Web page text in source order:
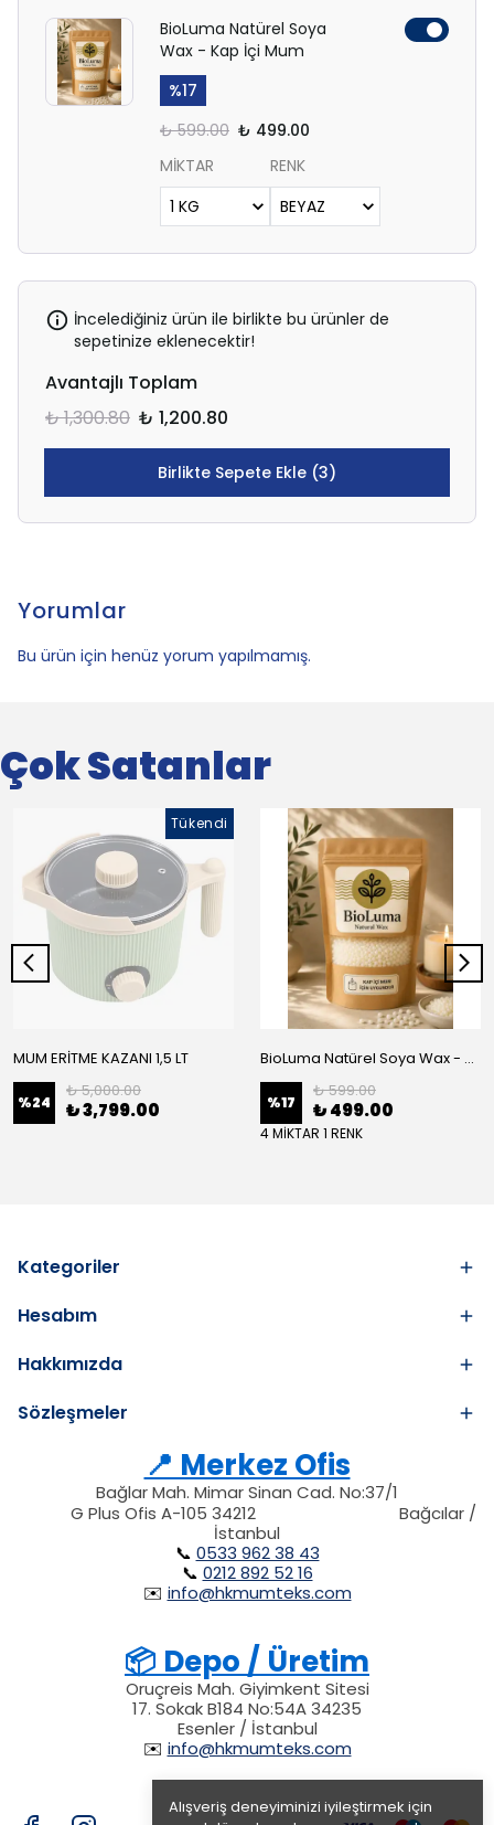
Alışveriş deneyiminizi iyileştirmek için
BioLuma Natürel Soya
Wax - Kap İçi Mum
%17
₺ 599.00 ₺ 499.00
MİKTAR
RENK
İncelediğiniz ürün ile birlikte bu ürünler de
sepetinize eklenecektir!
Avantajlı Toplam
₺ 1,300.80 ₺ 1,200.80
Birlikte Sepete Ekle (3)
Yorumlar
Bu ürün için henüz yorum yapılmamış.
Çok Satanlar
Tükendi
MUM ERİTME KAZANI 1,5 LT
%24
₺ 5,000.00
₺ 3,799.00
BioLuma Natürel Soya Wax - Kap İçi Mum
%17
₺ 599.00
₺ 499.00
4 MİKTAR 1 RENK
Kategoriler
Hesabım
Hakkımızda
Sözleşmeler
📍 Merkez Ofis
Bağlar Mah. Mimar Sinan Cad. No:37/1
G Plus Ofis A-105 34212
Bağcılar /
İstanbul
📞 0533 962 38 43
📞 0212 892 52 16
✉️ info@hkmumteks.com
📦 Depo / Üretim
Oruçreis Mah. Giyimkent Sitesi
17. Sokak B184 No:54A 34235
Esenler / İstanbul
✉️ info@hkmumteks.com